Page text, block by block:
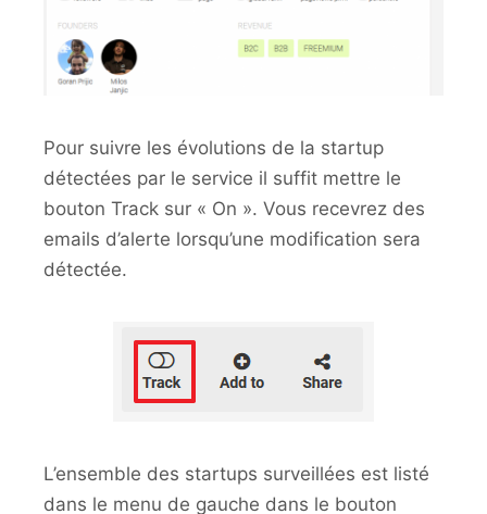
Pour suivre les évolutions de la startup
détectées par le service il suffit mettre le
bouton Track sur « On ». Vous recevrez des
emails d’alerte lorsqu’une modification sera
détectée.
L’ensemble des startups surveillées est listé
dans le menu de gauche dans le bouton